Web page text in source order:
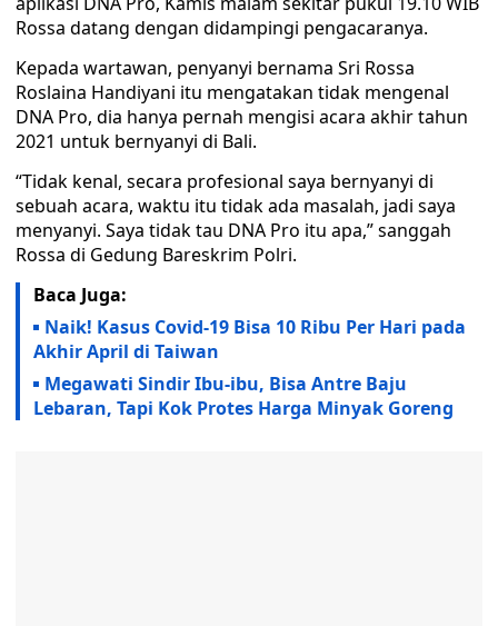
Rossa datang dengan didampingi pengacaranya.
Kepada wartawan, penyanyi bernama Sri Rossa
Roslaina Handiyani itu mengatakan tidak mengenal
DNA Pro, dia hanya pernah mengisi acara akhir tahun
2021 untuk bernyanyi di Bali.
“Tidak kenal, secara profesional saya bernyanyi di
sebuah acara, waktu itu tidak ada masalah, jadi saya
menyanyi. Saya tidak tau DNA Pro itu apa,” sanggah
Rossa di Gedung Bareskrim Polri.
Baca Juga:
Naik! Kasus Covid-19 Bisa 10 Ribu Per Hari pada
Akhir April di Taiwan
Megawati Sindir Ibu-ibu, Bisa Antre Baju
Lebaran, Tapi Kok Protes Harga Minyak Goreng